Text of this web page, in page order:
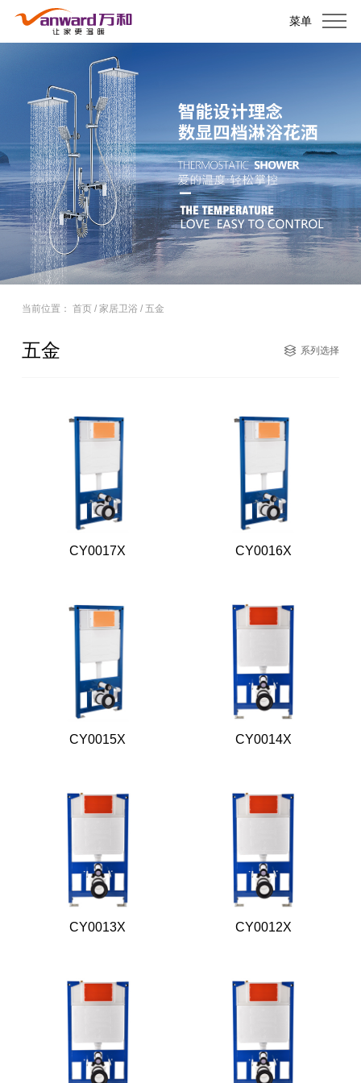
菜单
当前位置： 首页/ 家居卫浴 / 五金
五金 系列选择
CY0017X CY0016X
CY0015X CY0014X
CY0013X CY0012X